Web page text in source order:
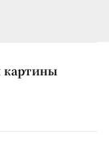
картины